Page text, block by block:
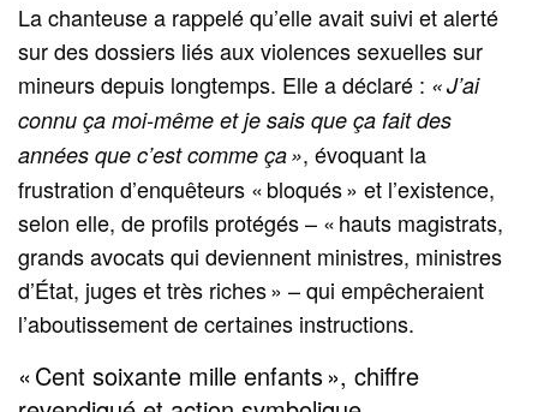
La chanteuse a rappelé qu’elle avait suivi et alerté
sur des dossiers liés aux violences sexuelles sur
mineurs depuis longtemps. Elle a déclaré : « J’ai
connu ça moi‑même et je sais que ça fait des
années que c’est comme ça », évoquant la
frustration d’enquêteurs « bloqués » et l’existence,
selon elle, de profils protégés – « hauts magistrats,
grands avocats qui deviennent ministres, ministres
d’État, juges et très riches » – qui empêcheraient
l’aboutissement de certaines instructions.
« Cent soixante mille enfants », chiffre